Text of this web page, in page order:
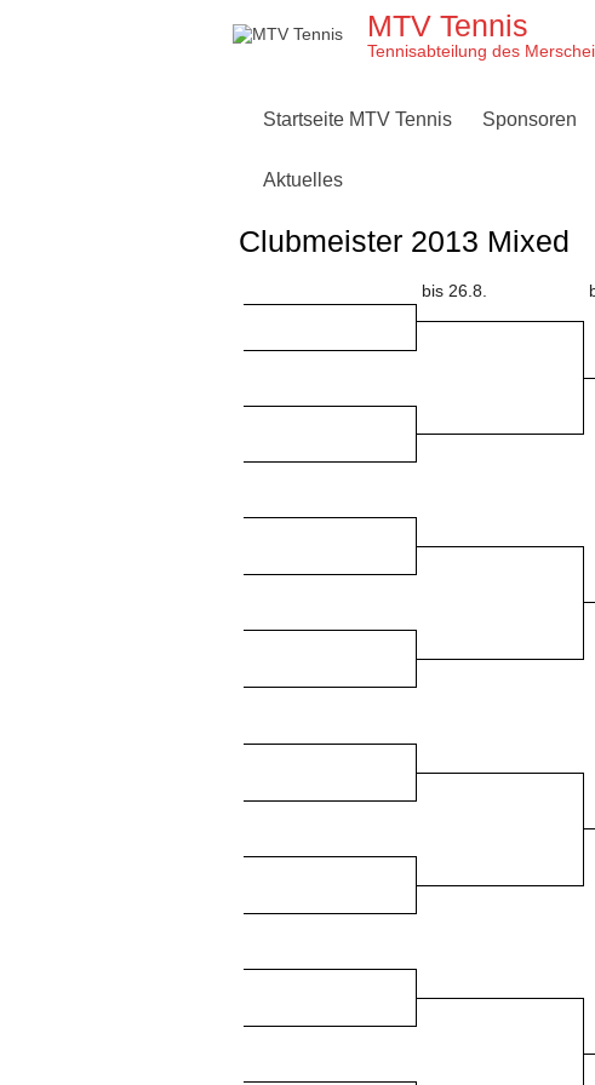
MTV Tennis
Tennisabteilung des
Startseite MTV Tennis Sponsoren
Aktuelles
Clubmeister 2013 Mixed
bis 26.8.